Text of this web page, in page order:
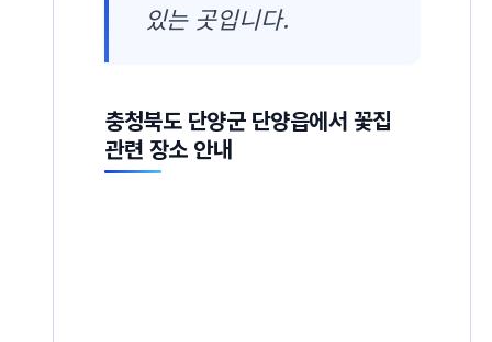
있는 곳입니다.
충청북도 단양군 단양읍에서 꽃집
관련 장소 안내